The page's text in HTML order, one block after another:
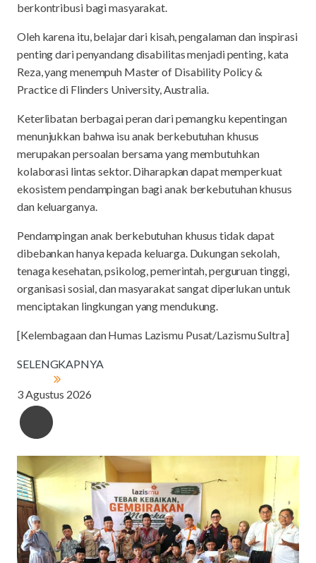
berkontribusi bagi masyarakat.
Oleh karena itu, belajar dari kisah, pengalaman dan inspirasi
penting dari penyandang disabilitas menjadi penting, kata
Reza, yang menempuh Master of Disability Policy &
Practice di Flinders University, Australia.
Keterlibatan berbagai peran dari pemangku kepentingan
menunjukkan bahwa isu anak berkebutuhan khusus
merupakan persoalan bersama yang membutuhkan
kolaborasi lintas sektor. Diharapkan dapat memperkuat
ekosistem pendampingan bagi anak berkebutuhan khusus
dan keluarganya.
Pendampingan anak berkebutuhan khusus tidak dapat
dibebankan hanya kepada keluarga. Dukungan sekolah,
tenaga kesehatan, psikolog, pemerintah, perguruan tinggi,
organisasi sosial, dan masyarakat sangat diperlukan untuk
menciptakan lingkungan yang mendukung.
[Kelembagaan dan Humas Lazismu Pusat/Lazismu Sultra]
SELENGKAPNYA
3 Agustus 2026